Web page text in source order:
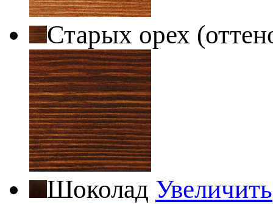
Старых орех
Шоколад Увеличить